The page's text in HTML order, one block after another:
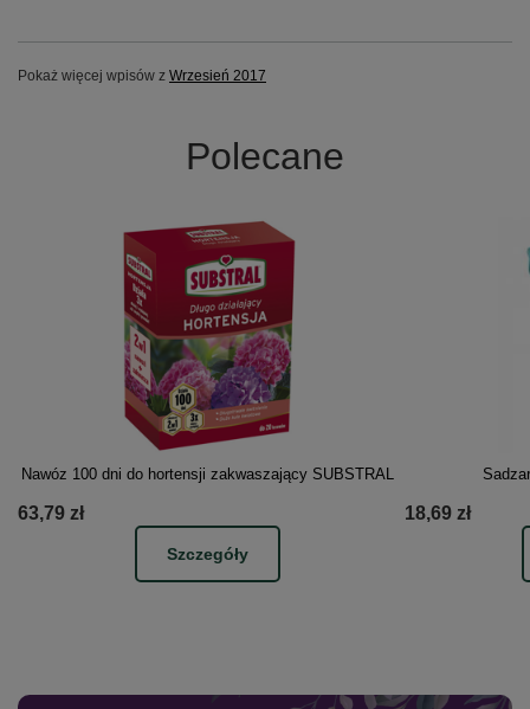
Pokaż więcej wpisów z Wrzesień 2017
Polecane
Nawóz 100 dni do hortensji zakwaszający SUBSTRAL
63,79 zł
Szczegóły
18,69 zł